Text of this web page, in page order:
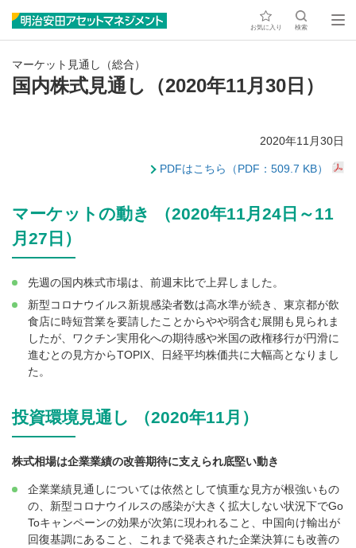
お気に入り 検索
マーケット見通し（総合）
国内株式見通し（2020年11月30日）
2020年11月30日
PDFはこちら（PDF：509.7 KB）
マーケットの動き （2020年11月24日～11
月27日）
先週の国内株式市場は、前週末比で上昇しました。
新型コロナウイルス新規感染者数は高水準が続き、東京都が飲
食店に時短営業を要請したことからやや弱含む展開も見られま
したが、ワクチン実用化への期待感や米国の政権移行が円滑に
進むとの見方からTOPIX、日経平均株価共に大幅高となりまし
た。
投資環境見通し （2020年11月）
株式相場は企業業績の改善期待に支えられ底堅い動き
企業業績見通しについては依然として慎重な見方が根強いもの
の、新型コロナウイルスの感染が大きく拡大しない状況下でGo
Toキャンペーンの効果が次第に現われること、中国向け輸出が
回復基調にあること、これまで発表された企業決算にも改善の